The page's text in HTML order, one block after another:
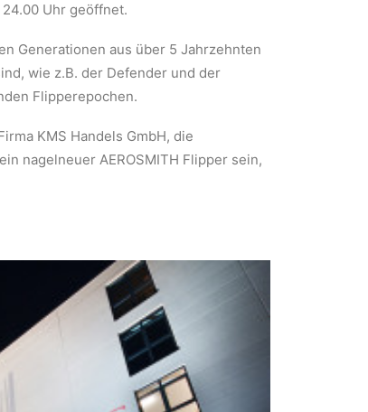
Uhr geöffnet.
Generationen aus über 5 Jahrzehnten
wie z.B. der Defender und der
Flipperepochen.
KMS Handels GmbH, die
nagelneuer AEROSMITH Flipper sein,